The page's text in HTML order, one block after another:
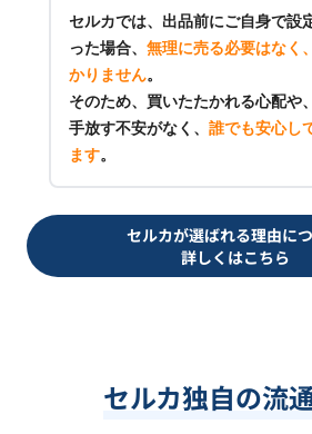
セルカでは、出品前にご自身で設
った場合、 無理に売る必要はなく
かりません。
そのため、買いたたかれる心配や
手放す不安がなく、 誰でも安心し
ます。
セルカが選ばれる理由に
詳しくはこちら
セルカ独自の流